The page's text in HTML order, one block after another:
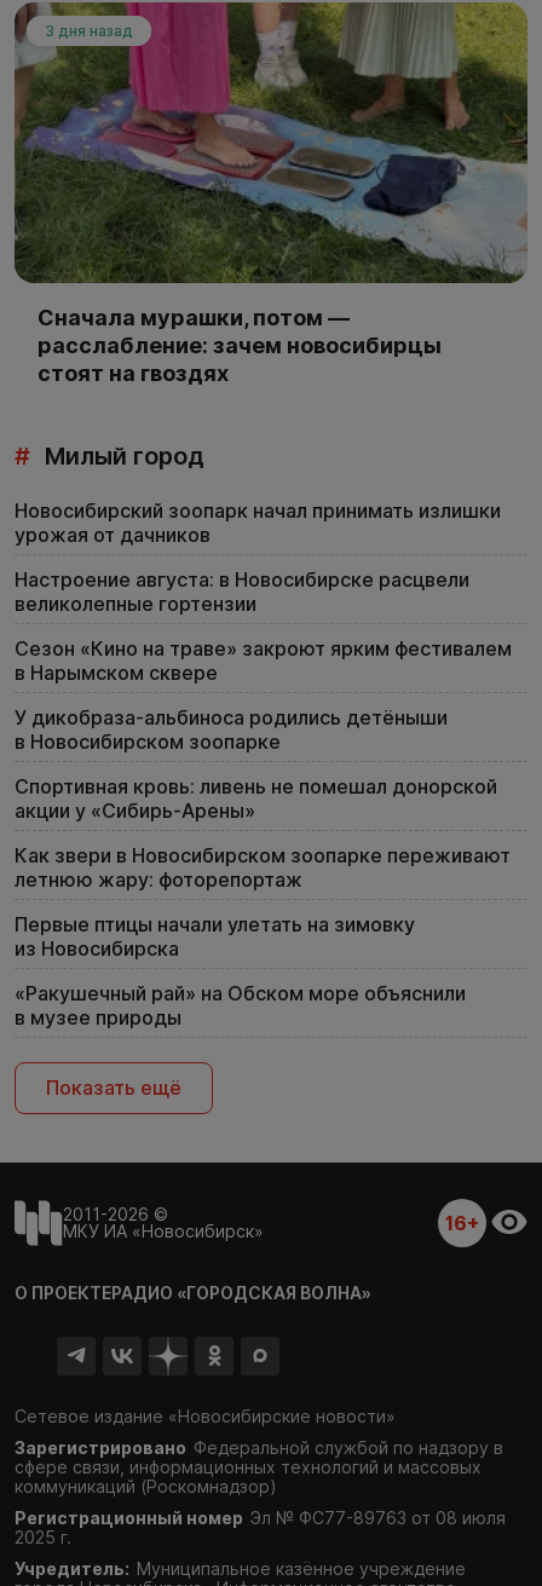
3 дня назад
Сначала мурашки, потом —
расслабление: зачем новосибирцы
стоят на гвоздях
# Милый город
Новосибирский зоопарк начал принимать излишки
урожая от дачников
Настроение августа: в Новосибирске расцвели
великолепные гортензии
Сезон «Кино на траве» закроют ярким фестивалем
в Нарымском сквере
У дикобраза-альбиноса родились детёныши
в Новосибирском зоопарке
Спортивная кровь: ливень не помешал донорской
акции у «Сибирь-Арены»
Как звери в Новосибирском зоопарке переживают
летнюю жару: фоторепортаж
Первые птицы начали улетать на зимовку
из Новосибирска
«Ракушечный рай» на Обском море объяснили
в музее природы
Показать ещё
2011-2026 ©
МКУ ИА «Новосибирск»
16+
О ПРОЕКТЕРАДИО «ГОРОДСКАЯ ВОЛНА»
Сетевое издание «Новосибирские новости»
Зарегистрировано Федеральной службой по надзору в
сфере связи, информационных технологий и массовых
коммуникаций (Роскомнадзор)
Регистрационный номер Эл № ФС77-89763 от 08 июля
2025 г.
Учредитель: Муниципальное казённое учреждение